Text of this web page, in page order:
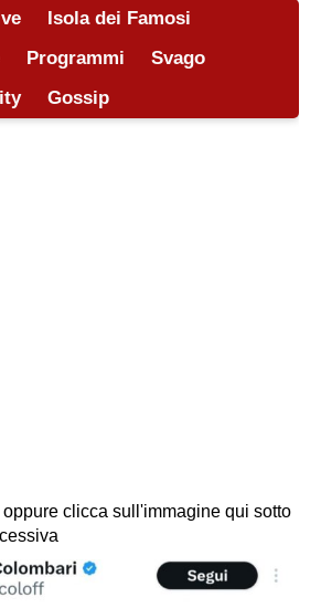
Isola dei Famosi
Programmi
Svago
Gossip
oppure clicca sull'immagine qui sotto